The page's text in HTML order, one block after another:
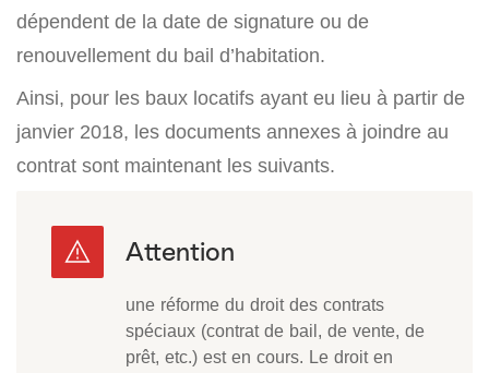
dépendent de la date de signature ou de
renouvellement du bail d’habitation.
Ainsi, pour les baux locatifs ayant eu lieu à partir de
janvier 2018, les documents annexes à joindre au
contrat sont maintenant les suivants.
une réforme du droit des contrats
spéciaux (contrat de bail, de vente, de
prêt, etc.) est en cours. Le droit en